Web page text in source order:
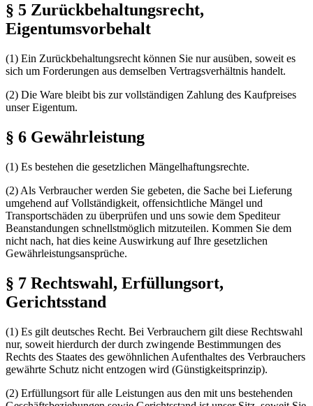
§ 5 Zurückbehaltungsrecht,
Eigentumsvorbehalt
(1) Ein Zurückbehaltungsrecht können Sie nur ausüben, soweit es
sich um Forderungen aus demselben Vertragsverhältnis handelt.
(2) Die Ware bleibt bis zur vollständigen Zahlung des Kaufpreises
unser Eigentum.
§ 6 Gewährleistung
(1) Es bestehen die gesetzlichen Mängelhaftungsrechte.
(2) Als Verbraucher werden Sie gebeten, die Sache bei Lieferung
umgehend auf Vollständigkeit, offensichtliche Mängel und
Transportschäden zu überprüfen und uns sowie dem Spediteur
Beanstandungen schnellstmöglich mitzuteilen. Kommen Sie dem
nicht nach, hat dies keine Auswirkung auf Ihre gesetzlichen
Gewährleistungsansprüche.
§ 7 Rechtswahl, Erfüllungsort,
Gerichtsstand
(1) Es gilt deutsches Recht. Bei Verbrauchern gilt diese Rechtswahl
nur, soweit hierdurch der durch zwingende Bestimmungen des
Rechts des Staates des gewöhnlichen Aufenthaltes des Verbrauchers
gewährte Schutz nicht entzogen wird (Günstigkeitsprinzip).
(2) Erfüllungsort für alle Leistungen aus den mit uns bestehenden